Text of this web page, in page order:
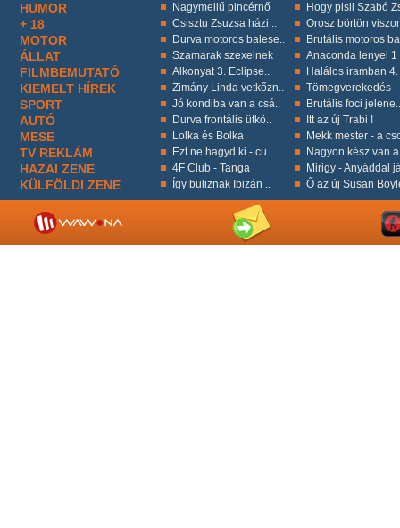
HUMOR Nagymellű pincérnő Hogy pisil Szabó
+ 18 Csisztu Zsuzsa házi .. Orosz börtön
MOTOR Durva motoros balese.. Brutális motoros
ÁLLAT Szamarak szexelnek Anaconda lenyel 1
FILMBEMUTATÓ Alkonyat 3. Eclipse.. Halálos iramban 4.
KIEMELT HÍREK Zimány Linda vetkőzn.. Tömegverekedés
SPORT Jó kondiba van a csá.. Brutális foci jelene..
AUTÓ Durva frontális ütkö.. Itt az új Trabi !
MESE Lolka és Bolka Mekk mester - a
TV REKLÁM Ezt ne hagyd ki - cu.. Nagyon kész van
HAZAI ZENE 4F Club - Tanga Mirigy - Anyáddal
KÜLFÖLDI ZENE Így buliznak Ibizán .. Ő az új Susan